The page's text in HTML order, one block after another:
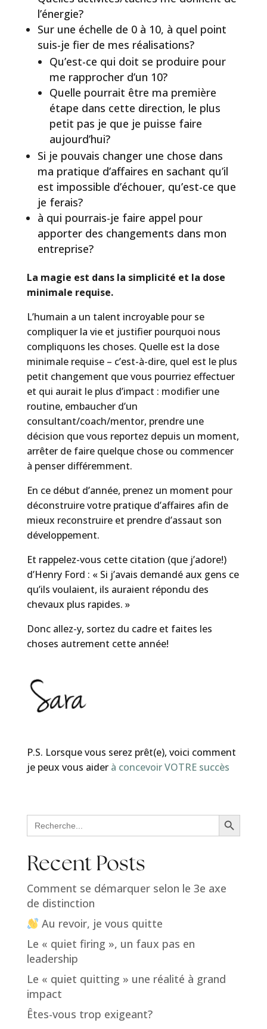
l’énergie?
Sur une échelle de 0 à 10, à quel point
suis-je fier de mes réalisations?
Qu’est-ce qui doit se produire pour
me rapprocher d’un 10?
Quelle pourrait être ma première
étape dans cette direction, le plus
petit pas je que je puisse faire
aujourd’hui?
Si je pouvais changer une chose dans
ma pratique d’affaires en sachant qu’il
est impossible d’échouer, qu’est-ce que
je ferais?
à qui pourrais-je faire appel pour
apporter des changements dans mon
entreprise?
La magie est dans la simplicité et la dose
minimale requise.
L’humain a un talent incroyable pour se
compliquer la vie et justifier pourquoi nous
compliquons les choses. Quelle est la dose
minimale requise – c’est-à-dire, quel est le plus
petit changement que vous pourriez effectuer
et qui aurait le plus d’impact : modifier une
routine, embaucher d’un
consultant/coach/mentor, prendre une
décision que vous reportez depuis un moment,
arrêter de faire quelque chose ou commencer
à penser différemment.
En ce début d’année, prenez un moment pour
déconstruire votre pratique d’affaires afin de
mieux reconstruire et prendre d’assaut son
développement.
Et rappelez-vous cette citation (que j’adore!)
d’Henry Ford : « Si j’avais demandé aux gens ce
qu’ils voulaient, ils auraient répondu des
chevaux plus rapides. »
Donc allez-y, sortez du cadre et faites les
choses autrement cette année!
P.S. Lorsque vous serez prêt(e), voici comment
je peux vous aider à concevoir VOTRE succès
Search
for:
Search Button
Recent Posts
Comment se démarquer selon le 3e axe
de distinction
Au revoir, je vous quitte
Le « quiet firing », un faux pas en
leadership
Le « quiet quitting » une réalité à grand
impact
Êtes-vous trop exigeant?